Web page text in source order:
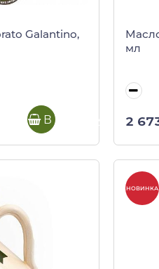
Galantino,
В корзину
мл
2
НОВИНКА